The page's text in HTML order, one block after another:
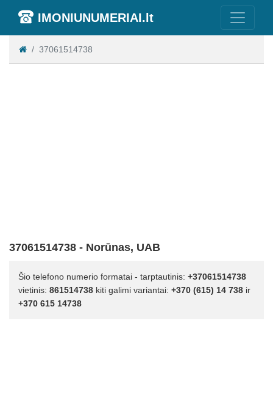
IMONIUNUMERIAI.lt
37061514738
37061514738 - Norūnas, UAB
Šio telefono numerio formatai - tarptautinis: +37061514738
vietinis: 861514738 kiti galimi variantai: +370 (615) 14 738 ir
+370 615 14738